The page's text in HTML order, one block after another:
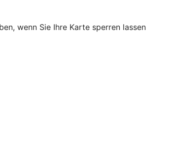
wenn Sie Ihre Karte sperren lassen